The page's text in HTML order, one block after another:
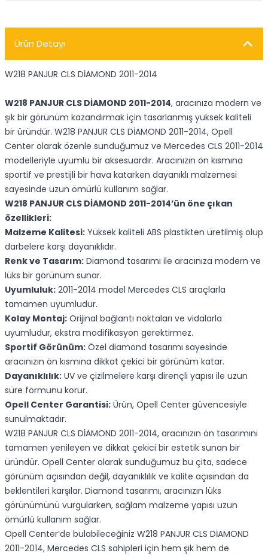
Ürün Detayı
W218 PANJUR CLS DİAMOND 2011-2014
W218 PANJUR CLS DİAMOND 2011-2014, aracınıza modern ve
şık bir görünüm kazandırmak için tasarlanmış yüksek kaliteli
bir üründür. W218 PANJUR CLS DİAMOND 2011-2014, Opell
Center olarak özenle sunduğumuz ve Mercedes CLS 2011-2014
modelleriyle uyumlu bir aksesuardır. Aracınızın ön kısmına
sportif ve prestijli bir hava katarken dayanıklı malzemesi
sayesinde uzun ömürlü kullanım sağlar.
W218 PANJUR CLS DİAMOND 2011-2014’ün öne çıkan
özellikleri:
Malzeme Kalitesi: Yüksek kaliteli ABS plastikten üretilmiş olup
darbelere karşı dayanıklıdır.
Renk ve Tasarım: Diamond tasarımı ile aracınıza modern ve
lüks bir görünüm sunar.
Uyumluluk: 2011-2014 model Mercedes CLS araçlarla
tamamen uyumludur.
Kolay Montaj: Orijinal bağlantı noktaları ve vidalarla
uyumludur, ekstra modifikasyon gerektirmez.
Sportif Görünüm: Özel diamond tasarımı sayesinde
aracınızın ön kısmına dikkat çekici bir görünüm katar.
Dayanıklılık: UV ve çizilmelere karşı dirençli yapısı ile uzun
süre formunu korur.
Opell Center Garantisi: Ürün, Opell Center güvencesiyle
sunulmaktadır.
W218 PANJUR CLS DİAMOND 2011-2014, aracınızın ön tasarımını
tamamen yenileyen ve dikkat çekici bir estetik sunan bir
üründür. Opell Center olarak sunduğumuz bu çita, sadece
görünüm açısından değil, dayanıklılık ve kalite açısından da
beklentileri karşılar. Diamond tasarımı, aracınızın lüks
görünümünü vurgularken, sağlam malzeme yapısı uzun
ömürlü kullanım sağlar.
Opell Center’de bulabileceğiniz W218 PANJUR CLS DİAMOND
2011-2014, Mercedes CLS sahipleri için hem şık hem de